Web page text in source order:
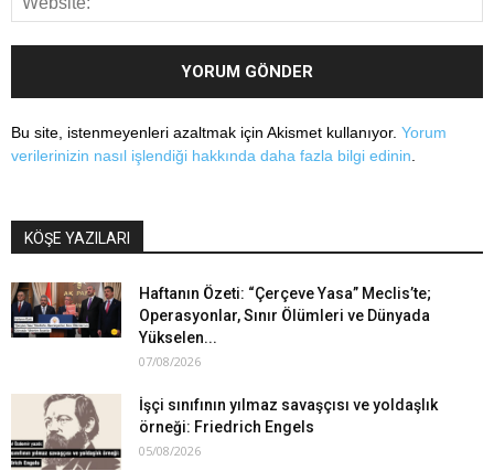
Bu site, istenmeyenleri azaltmak için Akismet kullanıyor. Yorum
verilerinizin nasıl işlendiği hakkında daha fazla bilgi edinin
KÖŞE YAZILARI
Haftanın Özeti: “Çerçeve Yasa” Meclis’te;
Operasyonlar, Sınır Ölümleri ve Dünyada
Yükselen...
07/08/2026
İşçi sınıfının yılmaz savaşçısı ve yoldaşlık
örneği: Friedrich Engels
05/08/2026